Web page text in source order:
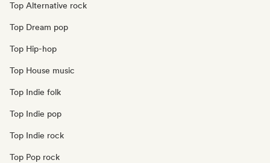
Top Alternative rock
Top Dream pop
Top Hip-hop
Top House music
Top Indie folk
Top Indie pop
Top Indie rock
Top Pop rock